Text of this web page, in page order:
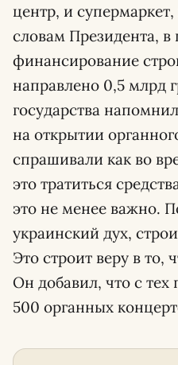
центр, и
словам Президента, в
финансирование
направлено 0,5 млрд
государства
на открытии
спрашивали как во
это тратиться
это не менее важно.
украинский дух,
Это строит веру в то,
Он добавил, что с тех
500 органных